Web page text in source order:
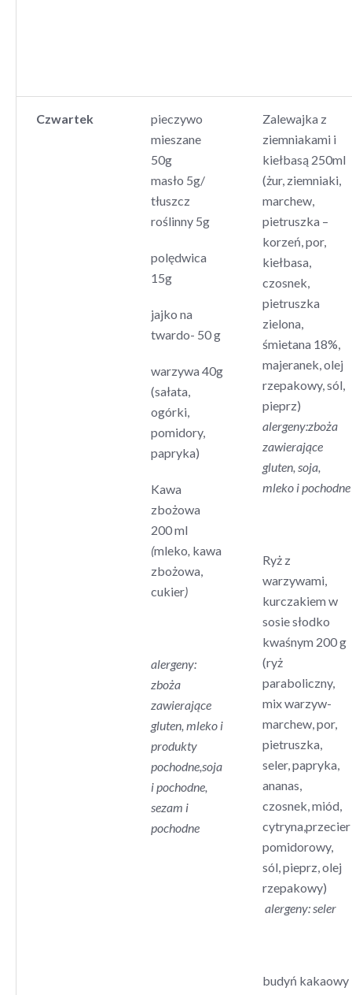
Czwartek
pieczywo
mieszane
50g
masło 5g/
tłuszcz
roślinny 5g
polędwica
15g
jajko na
twardo- 50 g
warzywa 40g
(sałata,
ogórki,
pomidory,
papryka)
Kawa
zbożowa
200 ml
(mleko, kawa
zbożowa,
cukier)
alergeny:
zboża
zawierające
gluten, mleko i
produkty
pochodne,soja
i pochodne,
sezam i
pochodne
Zalewajka z
ziemniakami i
kiełbasą 250ml
(żur, ziemniaki,
marchew,
pietruszka –
korzeń, por,
kiełbasa,
czosnek,
pietruszka
zielona,
śmietana 18%,
majeranek, olej
rzepakowy, sól,
pieprz)
alergeny:zboża
zawierające
gluten, soja,
mleko i pochodne
Ryż z
warzywami,
kurczakiem w
sosie słodko
kwaśnym 200 g
(ryż
paraboliczny,
mix warzyw-
marchew, por,
pietruszka,
seler, papryka,
ananas,
czosnek, miód,
cytryna,przecier
pomidorowy,
sól, pieprz, olej
rzepakowy)
alergeny: seler
budyń kakaowy